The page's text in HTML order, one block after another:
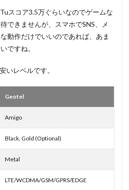
スコア3.5万ぐらいなのでゲームな
できませんが、スマホでSNS、メ
動作だけでいいのであれば、あま
ですね。
いレベルです。
Geotel
Amigo
Black, Gold (Optional)
Metal
LTE/WCDMA/GSM/GPRS/EDGE